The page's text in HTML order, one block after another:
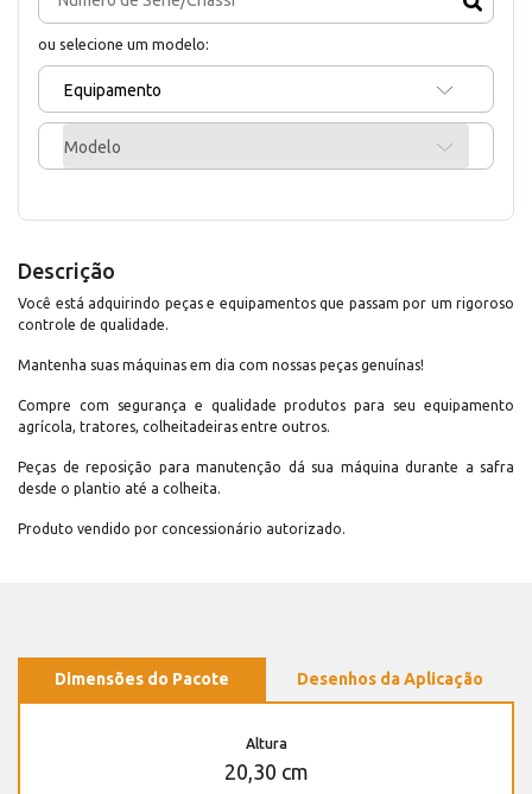
ou selecione um modelo:
Equipamento
Modelo
Descrição
Você está adquirindo peças e equipamentos que passam por um rigoroso
controle de qualidade.
Mantenha suas máquinas em dia com nossas peças genuínas!
Compre com segurança e qualidade produtos para seu equipamento
agrícola, tratores, colheitadeiras entre outros.
Peças de reposição para manutenção dá sua máquina durante a safra
desde o plantio até a colheita.
Produto vendido por concessionário autorizado.
Dimensões do Pacote Desenhos da Aplicação
Altura
20,30 cm